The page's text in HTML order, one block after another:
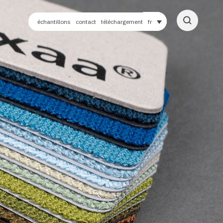
échantillons contact téléchargement fr